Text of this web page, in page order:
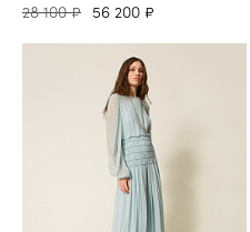
28 100 ₽ 56 200 ₽